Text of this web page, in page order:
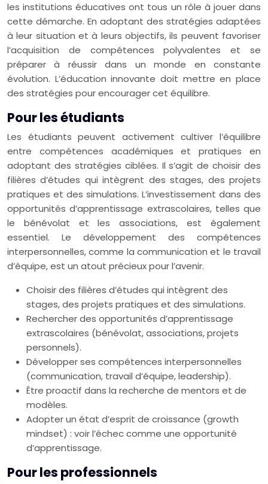
les institutions éducatives ont tous un rôle à jouer dans
cette démarche. En adoptant des stratégies adaptées
à leur situation et à leurs objectifs, ils peuvent favoriser
l’acquisition de compétences polyvalentes et se
préparer à réussir dans un monde en constante
évolution. L’éducation innovante doit mettre en place
des stratégies pour encourager cet équilibre.
Pour les étudiants
Les étudiants peuvent activement cultiver l’équilibre
entre compétences académiques et pratiques en
adoptant des stratégies ciblées. Il s’agit de choisir des
filières d’études qui intègrent des stages, des projets
pratiques et des simulations. L’investissement dans des
opportunités d’apprentissage extrascolaires, telles que
le bénévolat et les associations, est également
essentiel. Le développement des compétences
interpersonnelles, comme la communication et le travail
d’équipe, est un atout précieux pour l’avenir.
Choisir des filières d’études qui intègrent des
stages, des projets pratiques et des simulations.
Rechercher des opportunités d’apprentissage
extrascolaires (bénévolat, associations, projets
personnels).
Développer ses compétences interpersonnelles
(communication, travail d’équipe, leadership).
Être proactif dans la recherche de mentors et de
modèles.
Adopter un état d’esprit de croissance (growth
mindset) : voir l’échec comme une opportunité
d’apprentissage.
Pour les professionnels